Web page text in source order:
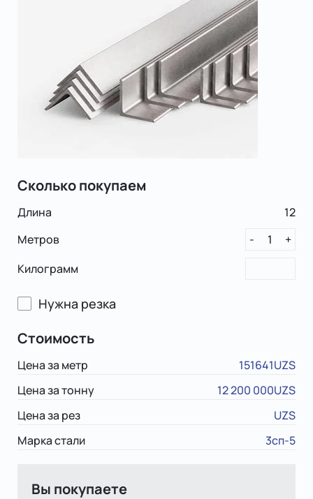
Сколько покупаем
Длина
12
Метров
- 1
+
Килограмм
Нужна резка
Стоимость
Цена за метр
151641UZS
Цена за тонну
12 200 000UZS
Цена за рез
UZS
Марка стали
3сп-5
Вы покупаете